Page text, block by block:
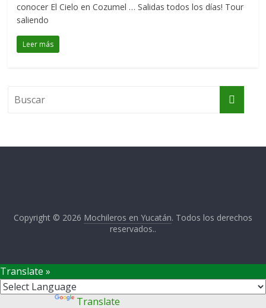
conocer El Cielo en Cozumel … Salidas todos los días! Tour
saliendo
Leer más
Copyright © 2026 Mochileros en Yucatán. Todos los derechos
reservados..
Translate »
Translate